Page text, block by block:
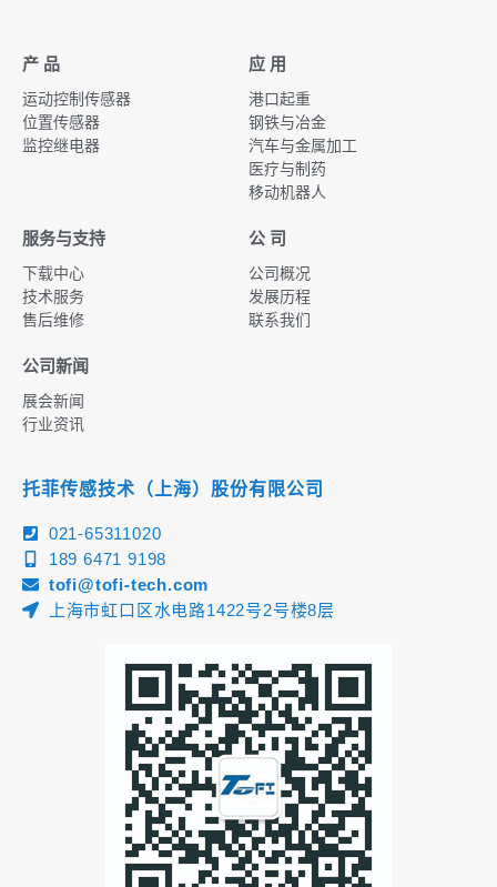
产 品
运动控制传感器
位置传感器
监控继电器
应 用
港口起重
钢铁与冶金
汽车与金属加工
医疗与制药
移动机器人
服务与支持
下载中心
技术服务
售后维修
公 司
公司概况
发展历程
联系我们
公司新闻
展会新闻
行业资讯
托菲传感技术（上海）股份有限公司
021-65311020
189 6471 9198
tofi@tofi-tech.com
上海市虹口区水电路1422号2号楼8层